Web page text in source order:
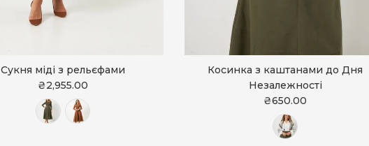
Сукня міді з рельєфами
₴2,955.00
Косинка з каштанами до Дня
Незалежності
₴650.00